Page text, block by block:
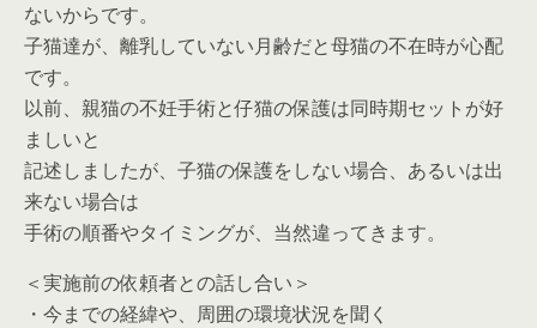
ないからです。
子猫達が、離乳していない月齢だと母猫の不在時が心配
です。
以前、 親猫の不妊手術と仔猫の保護は同時期セットが好
ましいと
記述しましたが、子猫の保護をしない場合、あるいは出
来ない場合は
手術の順番やタイミングが、当然違ってきます。
＜実施前の依頼者との話し合い＞
・ 今までの経緯や、周囲の環境状況を聞く